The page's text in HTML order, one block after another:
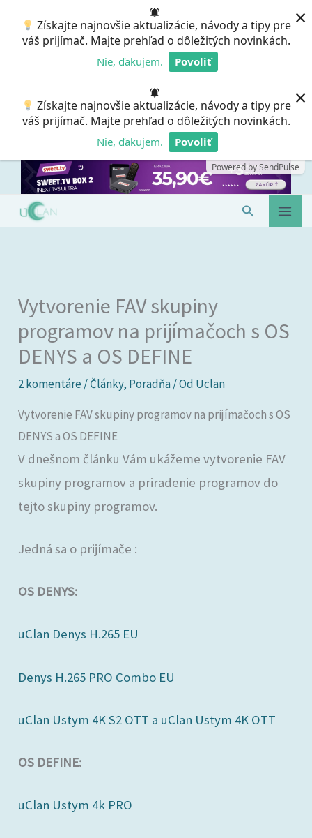
Získajte najnovšie aktualizácie, návody a tipy pre
váš prijímač. Majte prehľad o dôležitých novinkách.
Nie, ďakujem. Povoliť
×
Získajte najnovšie aktualizácie, návody a tipy pre
váš prijímač. Majte prehľad o dôležitých novinkách.
Nie, ďakujem. Povoliť
Powered by SendPulse
×
Hľadať
Vytvorenie FAV skupiny
programov na prijímačoch s OS
DENYS a OS DEFINE
2 komentáre /Články, Poradňa/ Od Uclan
Vytvorenie FAV skupiny programov na prijímačoch s OS
DENYS a OS DEFINE
V dnešnom článku Vám ukážeme vytvorenie FAV
skupiny programov a priradenie programov do
tejto skupiny programov.
Jedná sa o prijímače :
OS DENYS:
uClan Denys H.265 EU
Denys H.265 PRO Combo EU
uClan Ustym 4K S2 OTT a uClan Ustym 4K OTT
OS DEFINE:
uClan Ustym 4k PRO